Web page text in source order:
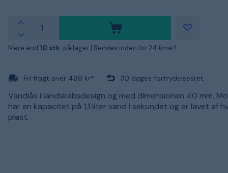
Mere end 10 stk. på lager | Sendes inden for 24 timer!
Fri fragt over 499 kr* 30 dages fortrydelsesret
Vandlås i landskabsdesign og med dimensionen 40 mm.
har en kapacitet på 1,1 liter vand i sekundet og er lavet af
plast.